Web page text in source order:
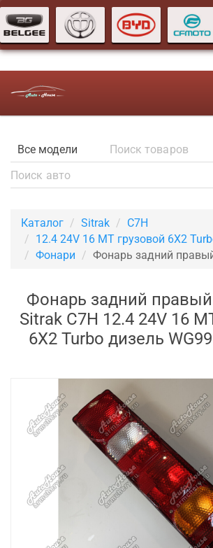
Каталог Sitrak
C7H
12.4 24V 16 MT грузовой 6X2
Фонари
Фонарь задний
Фонарь задний
Sitrak C7H 12.4 24V 16
6X2 Turbo дизель